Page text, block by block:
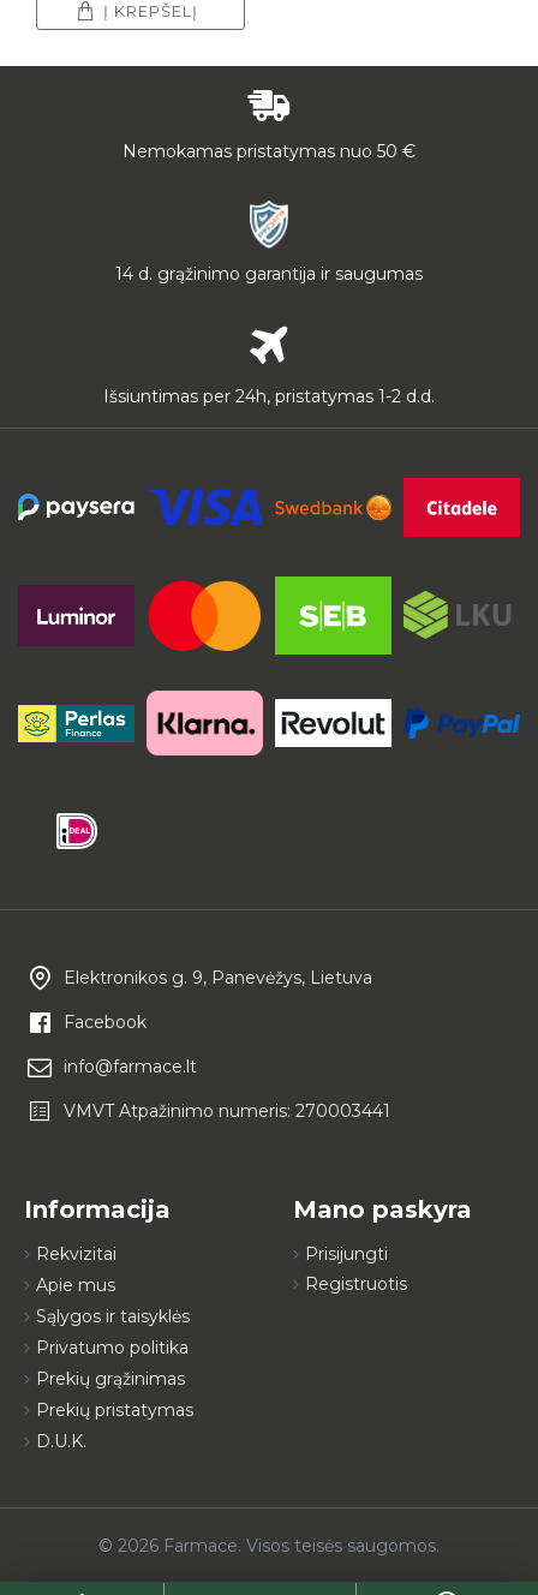
Į KREPŠELĮ
Nemokamas pristatymas nuo 50 €
14 d. grąžinimo garantija ir saugumas
Išsiuntimas per 24h, pristatymas 1-2 d.d.
Elektronikos g. 9, Panevėžys, Lietuva
Facebook
info@farmace.lt
VMVT Atpažinimo numeris: 270003441
Informacija
Rekvizitai
Apie mus
Sąlygos ir taisyklės
Privatumo politika
Prekių grąžinimas
Prekių pristatymas
D.U.K.
Mano paskyra
Prisijungti
Registruotis
© 2026 Farmace. Visos teisės saugomos.